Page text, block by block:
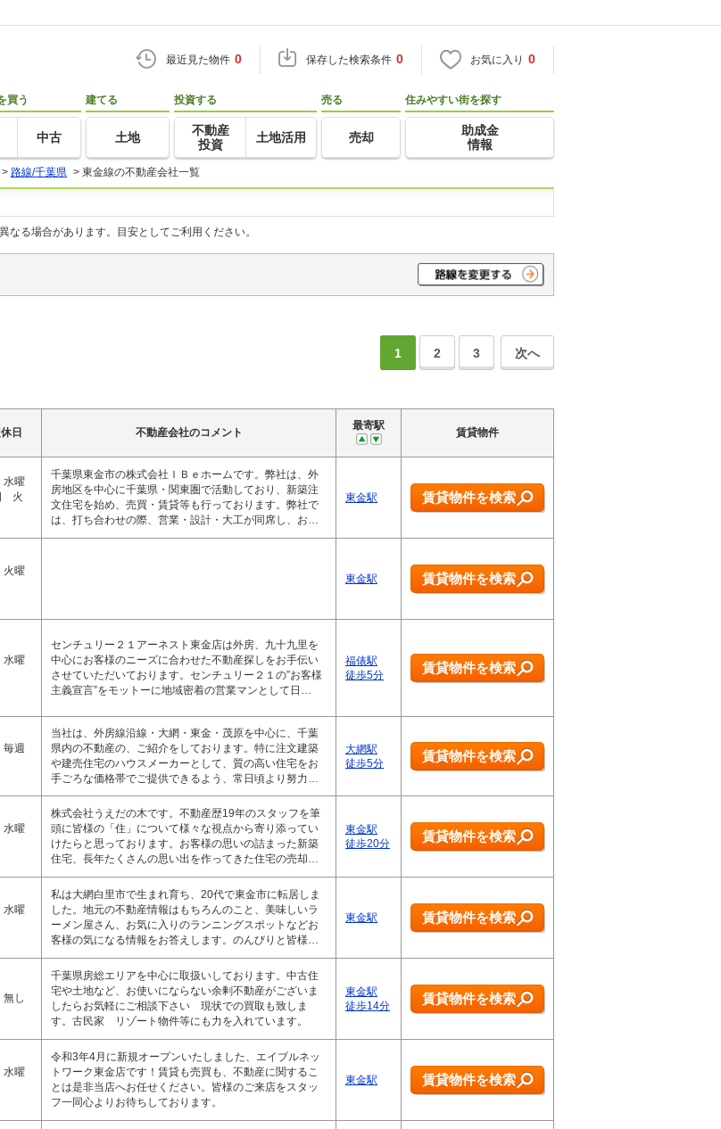
最近見た物件 0 保存した検索条件 0 お気に入り 0
買う
中古
建てる
土地
投資する
不動産
投資
土地活用
売る
売却
住みやすい街を探す
助成金
情報
> 路線/千葉県 > 東金線の不動産会社一覧
る場合があります。目安としてご利用ください。
1 2 3 次へ
日 不動産会社のコメント
最寄駅
賃貸物件
曜
火
千葉県東金市の株式会社ＩＢｅホームです。弊社は、外
房地区を中心に千葉県・関東圏で活動しており、新築注
文住宅を始め、売買・賃貸等も行っております。弊社で
は、打ち合わせの際、営業・設計・大工が同席し、お…
東金駅 賃貸物件を検索
曜
東金駅 賃貸物件を検索
曜
センチュリー２１アーネスト東金店は外房、九十九里を
中心にお客様のニーズに合わせた不動産探しをお手伝い
させていただいております。センチュリー２１の”お客様
主義宣言”をモットーに地域密着の営業マンとして日…
福俵駅
徒歩5分
賃貸物件を検索
週
当社は、外房線沿線・大網・東金・茂原を中心に、千葉
県内の不動産の、ご紹介をしております。特に注文建築
や建売住宅のハウスメーカーとして、質の高い住宅をお
手ごろな価格帯でご提供できるよう、常日頃より努力…
大網駅
徒歩5分
賃貸物件を検索
曜
株式会社うえだの木です。不動産歴19年のスタッフを筆
頭に皆様の「住」について様々な視点から寄り添ってい
けたらと思っております。お客様の思いの詰まった新築
住宅、長年たくさんの思い出を作ってきた住宅の売却…
東金駅
徒歩20分
賃貸物件を検索
曜
私は大網白里市で生まれ育ち、20代で東金市に転居しま
した。地元の不動産情報はもちろんのこと、美味しいラ
ーメン屋さん、お気に入りのランニングスポットなどお
客様の気になる情報をお答えします。のんびりと皆様…
東金駅 賃貸物件を検索
し
千葉県房総エリアを中心に取扱いしております。中古住
宅や土地など、お使いにならない余剰不動産がございま
したらお気軽にご相談下さい 現状での買取も致しま
す。古民家 リゾート物件等にも力を入れています。
東金駅
徒歩14分
賃貸物件を検索
曜
令和3年4月に新規オープンいたしました、エイブルネッ
トワーク東金店です！賃貸も売買も、不動産に関するこ
とは是非当店へお任せください。皆様のご来店をスタッ
フ一同心よりお待ちしております。
東金駅 賃貸物件を検索